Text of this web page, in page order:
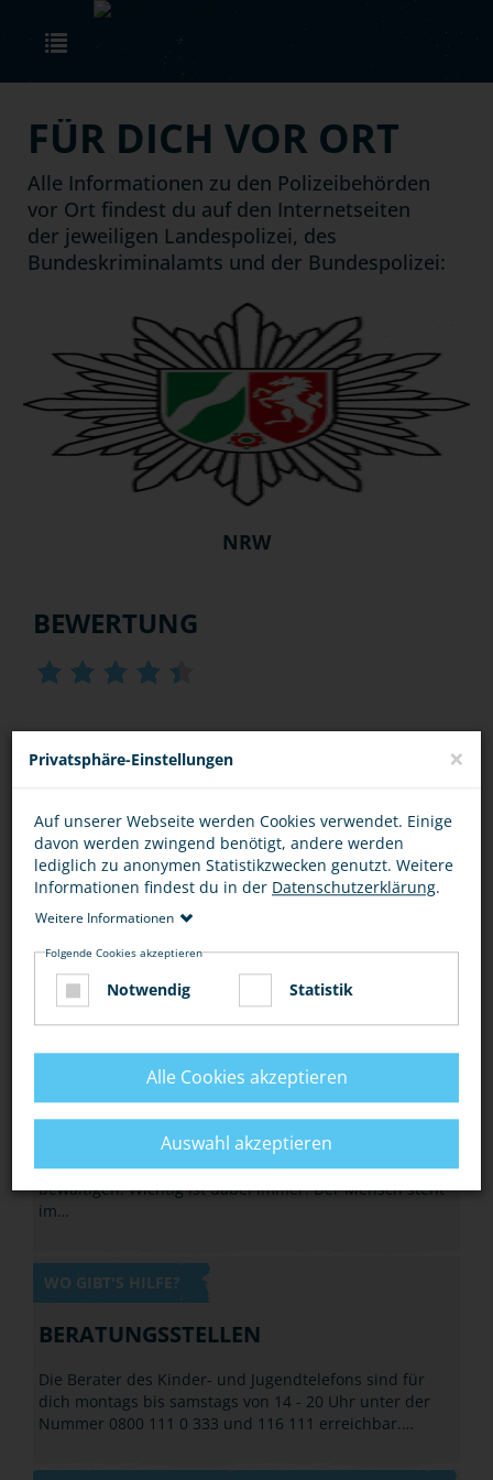
Skip to main content
FÜR DICH VOR ORT
Alle Informationen zu den Polizeibehörden
vor Ort findest du auf den Internetseiten
der jeweiligen Landespolizei, des
Bundeskriminalamts und der Bundespolizei:
NRW
next
BEWERTUNG
DIESEN ARTIKEL ...
DEINE POLIZEI
AUFGABEN
Der Mensch steht im Mittelpunkt
Die Polizei muss viele unterschiedliche Aufgaben
bewältigen. Wichtig ist dabei immer: Der Mensch steht
im…
WO GIBT'S HILFE?
BERATUNGSSTELLEN
Die Berater des Kinder- und Jugendtelefons sind für
dich montags bis samstags von 14 - 20 Uhr unter der
Nummer 0800 111 0 333 und 116 111 erreichbar.…
Privatsphäre-Einstellungen ×
Auf unserer Webseite werden Cookies verwendet. Einige
davon werden zwingend benötigt, andere werden
lediglich zu anonymen Statistikzwecken genutzt. Weitere
Informationen findest du in der Datenschutzerklärung.
Weitere Informationen
Folgende Cookies akzeptieren
Notwendig Statistik
Alle Cookies akzeptieren
Auswahl akzeptieren